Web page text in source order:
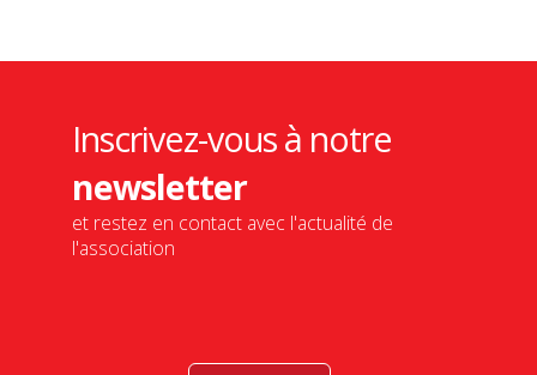
Inscrivez-vous à notre
newsletter
et restez en contact avec l'actualité de
l'association